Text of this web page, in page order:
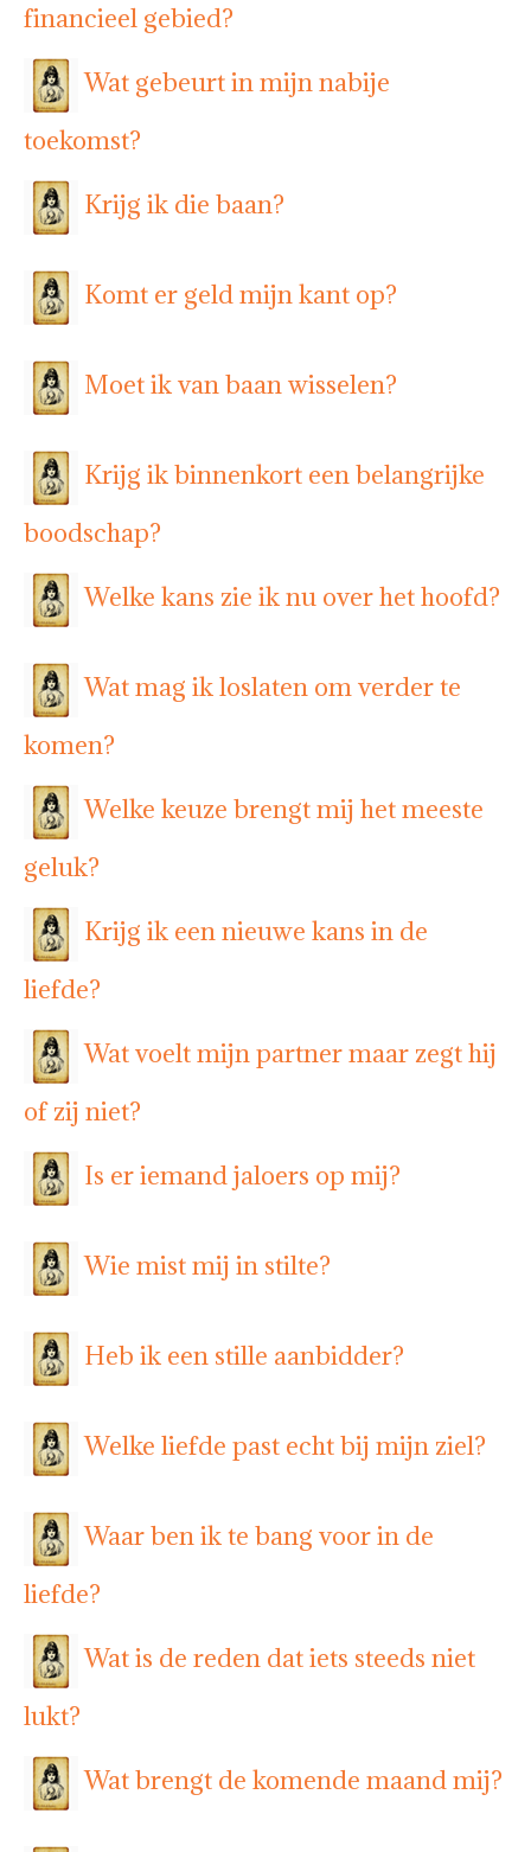
financieel gebied?
Wat gebeurt in mijn nabije
toekomst?
Krijg ik die baan?
Komt er geld mijn kant op?
Moet ik van baan wisselen?
Krijg ik binnenkort een belangrijke
boodschap?
Welke kans zie ik nu over het hoofd?
Wat mag ik loslaten om verder te
komen?
Welke keuze brengt mij het meeste
geluk?
Krijg ik een nieuwe kans in de
liefde?
Wat voelt mijn partner maar zegt hij
of zij niet?
Is er iemand jaloers op mij?
Wie mist mij in stilte?
Heb ik een stille aanbidder?
Welke liefde past echt bij mijn ziel?
Waar ben ik te bang voor in de
liefde?
Wat is de reden dat iets steeds niet
lukt?
Wat brengt de komende maand mij?